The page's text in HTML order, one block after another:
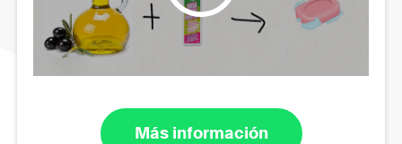
Más información